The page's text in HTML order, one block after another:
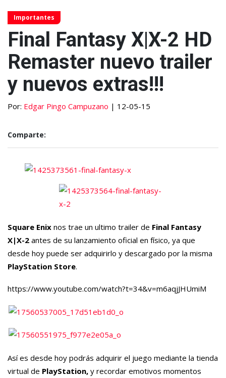
Importantes
Final Fantasy X|X-2 HD
Remaster nuevo trailer
y nuevos extras!!!
Por: Edgar Pingo Campuzano | 12-05-15
Comparte:
Square Enix nos trae un ultimo trailer de Final Fantasy
X|X-2 antes de su lanzamiento oficial en físico, ya que
desde hoy puede ser adquirirlo y descargado por la misma
PlayStation Store.
https://www.youtube.com/watch?t=34&v=m6aqjJHUmiM
Así es desde hoy podrás adquirir el juego mediante la tienda
virtual de PlayStation, y recordar emotivos momentos